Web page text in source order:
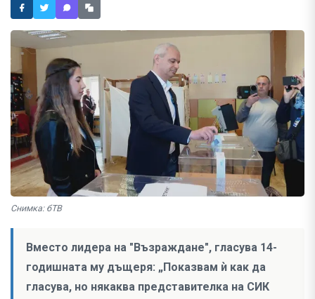
Снимка: бТВ
Вместо лидера на "Възраждане", гласува 14-
годишната му дъщеря: „Показвам ѝ как да
гласува, но някаква представителка на СИК